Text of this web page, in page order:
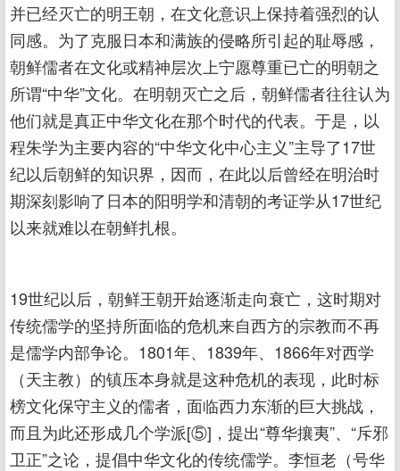
并已经灭亡的明王朝，在文化意识上保持着强烈的认
同感。为了克服日本和满族的侵略所引起的耻辱感，
朝鲜儒者在文化或精神层次上宁愿尊重已亡的明朝之
所谓“中华”文化。在明朝灭亡之后，朝鲜儒者往往认为
他们就是真正中华文化在那个时代的代表。于是，以
程朱学为主要内容的“中华文化中心主义”主导了17世
纪以后朝鲜的知识界，因而，在此以后曾经在明治时
期深刻影响了日本的阳明学和清朝的考证学从17世纪
以来就难以在朝鲜扎根。
19世纪以后，朝鲜王朝开始逐渐走向衰亡，这时期对
传统儒学的坚持所面临的危机来自西方的宗教而不再
是儒学内部争论。1801年、1839年、1866年对西学
（天主教）的镇压本身就是这种危机的表现，此时标
榜文化保守主义的儒者，面临西力东渐的巨大挑战，
而且为此还形成几个学派[⑤]，提出“尊华攘夷”、“斥邪
卫正”之论，提倡中华文化的传统儒学。李恒老（号华